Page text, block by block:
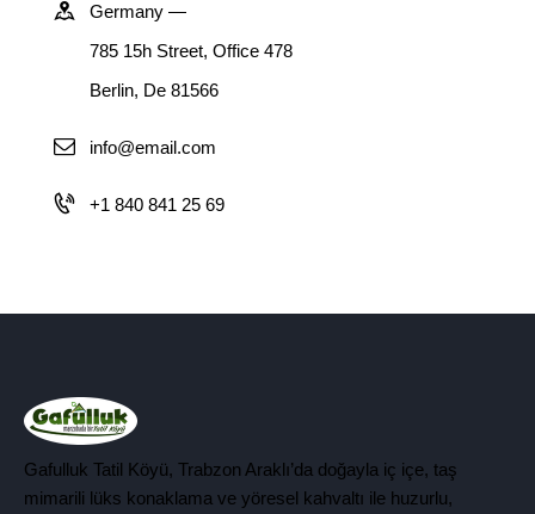
Germany —
785 15h Street, Office 478
Berlin, De 81566
info@email.com
+1 840 841 25 69
Gafulluk Tatil Köyü, Trabzon Araklı’da doğayla iç içe, taş
mimarili lüks konaklama ve yöresel kahvaltı ile huzurlu,